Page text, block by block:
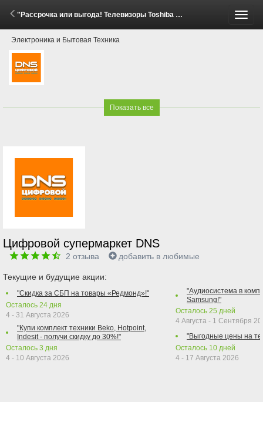
"Рассрочка или выгода! Телевизоры Toshiba С350" (18 Апреля - 19 Мая 2026)
Электроника и Бытовая Техника
Показать все
Цифровой супермаркет DNS
2 отзыва добавить в любимые
Текущие и будущие акции:
"Скидка за СБП на товары «Редмонд»!"
Осталось 24 дня
4 - 31 Августа 2026
"Купи комплект техники Beko, Hotpoint,
Indesit - получи скидку до 30%!"
Осталось 3 дня
4 - 10 Августа 2026
"Аудиосистема в
Samsung!"
Осталось 25 дней
4 Августа - 1 Сентября
"Выгодные цены на
Осталось 10 дней
4 - 17 Августа 2026